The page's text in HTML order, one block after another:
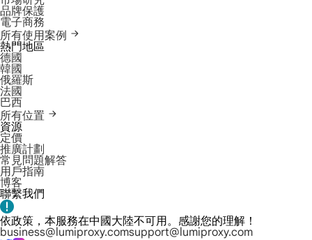
品牌保護
電子商務
所有使用案例
熱門地區
德國
韓國
俄羅斯
法國
巴西
所有位置
資源
定價
推廣計劃
常見問題解答
用戶指南
博客
聯繫我們
依政策，本服務在中國大陸不可用。感謝您的理解！
business@lumiproxy.comsupport@lumiproxy.com